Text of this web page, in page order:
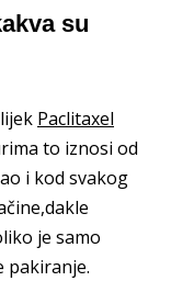
su
Paclitaxel
to iznosi od
i kod svakog
je samo
pakiranje.